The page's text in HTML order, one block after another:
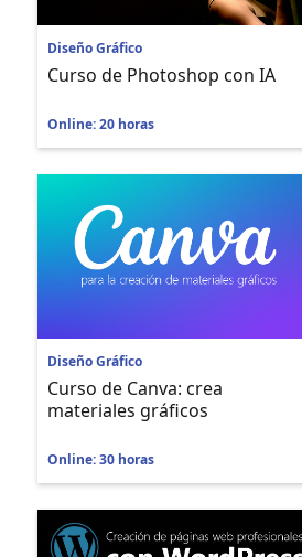
Diseño Gráfico
Curso de Photoshop con IA
Online: 20 horas
Diseño Gráfico
Curso de Canva: crea
materiales gráficos
Online: 30 horas